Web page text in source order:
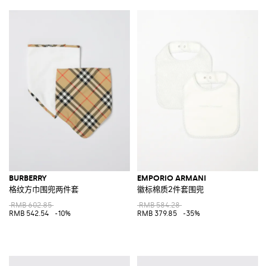
BURBERRY
格纹方巾围兜两件套
RMB 602.85
RMB 542.54
-10%
EMPORIO ARMANI
徽标棉质2件套围兜
RMB 584.28
RMB 379.85
-35%